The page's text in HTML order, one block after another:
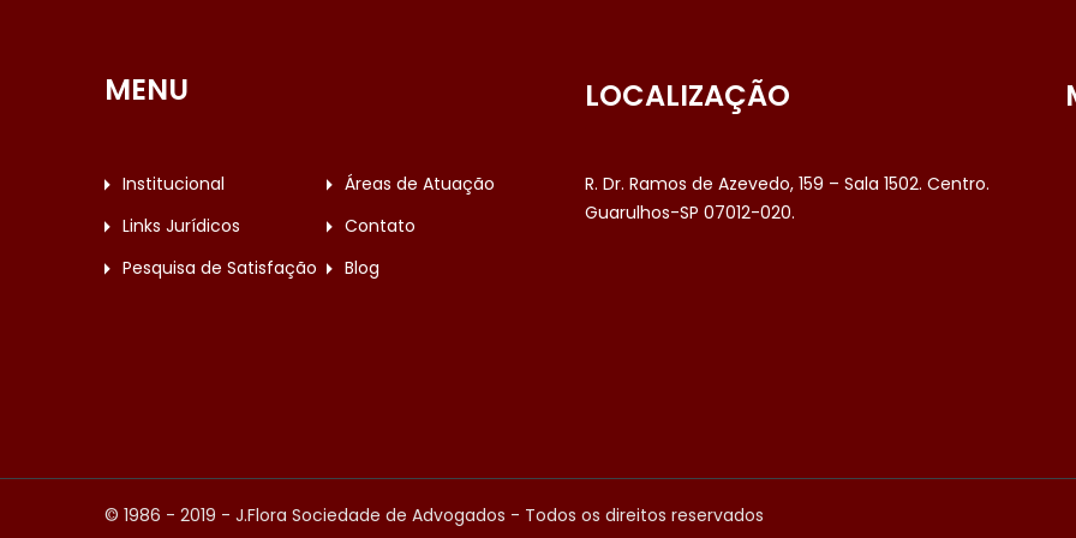
MENU
Institucional
Áreas de Atuação
Links Jurídicos
Contato
Pesquisa de Satisfação
Blog
LOCALIZAÇÃO
R. Dr. Ramos de Azevedo, 159 – Sala 1502. Centro.
Guarulhos-SP 07012-020.
© 1986 - 2019 - J.Flora Sociedade de Advogados - Todos os direitos reservados